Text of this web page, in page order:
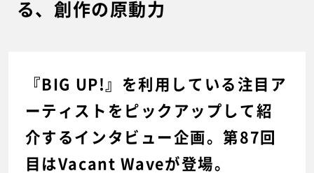
る、創作の原動力
『BIG UP!』を利用している注目ア
ーティストをピックアップして紹
介するインタビュー企画。第87回
目はVacant Waveが登場。